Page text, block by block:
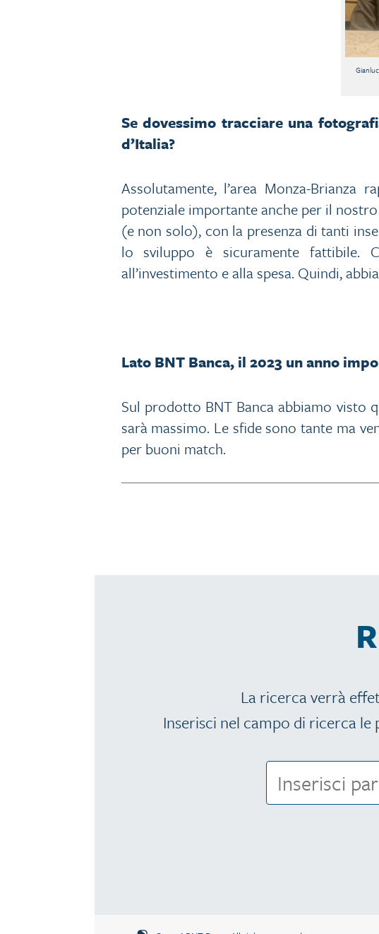
Se dovessimo tracciare una
d’Italia?
Assolutamente, l’area Monza-
potenziale importante anche per il
(e non solo), con la presenza di tanti
lo sviluppo è sicuramente fattibile.
all’investimento e alla spesa. Quindi,
Lato BNT Banca, il 2023 un anno
Sul prodotto BNT Banca abbiamo visto
sarà massimo. Le sfide sono tante ma
per buoni match.
La ricerca verrà
Inserisci nel campo di ricerca